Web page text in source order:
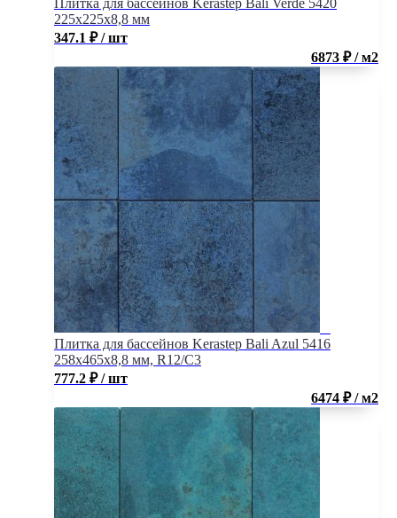
Плитка для бассейнов Kerastep Bali Verde 5420
225х225х8,8 мм
347.1 ₽ / шт
6873 ₽ / м2
Плитка для бассейнов Kerastep Bali Azul 5416
258х465х8,8 мм, R12/C3
777.2 ₽ / шт
6474 ₽ / м2